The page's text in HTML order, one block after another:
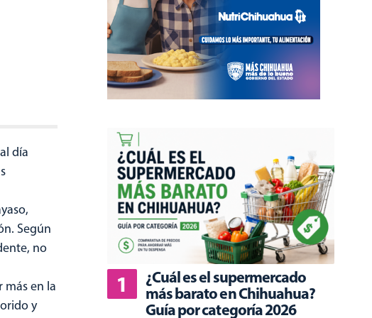
día
Según
no
más en la
y
¿Cuál es el supermercado
más barato en Chihuahua?
Guía por categoría 2026